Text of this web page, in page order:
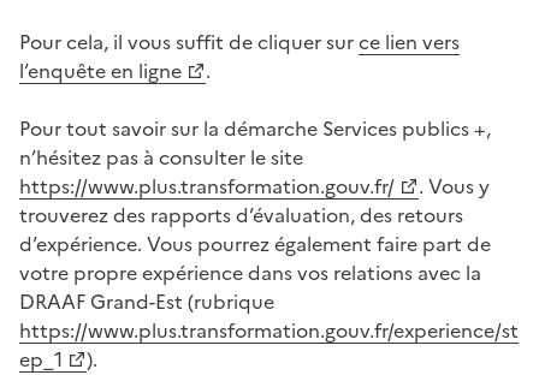
Pour cela, il vous suffit de cliquer surce lien vers
l’enquête en ligne
.
Pour tout savoir sur la démarche Services publics +,
n’hésitez pas à consulter le site
https://www.plus.transformation.gouv.fr/
. Vous y
trouverez des rapports d’évaluation, des retours
d’expérience. Vous pourrez également faire part de
votre propre expérience dans vos relations avec la
DRAAF Grand-Est (rubrique
https://www.plus.transformation.gouv.fr/experience/st
ep_1
).